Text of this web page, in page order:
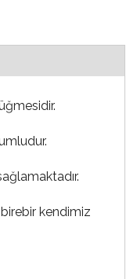
kendimiz